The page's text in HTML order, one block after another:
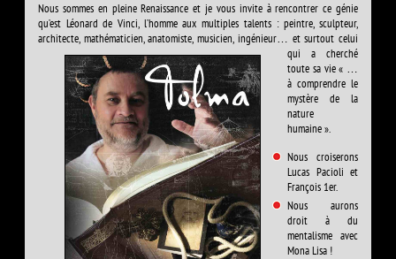
Nous sommes en pleine Renaissance et je vous invite à rencontrer ce génie
qu’est Léonard de Vinci, l’homme aux multiples talents : peintre, sculpteur,
architecte, mathématicien, anatomiste, musicien, ingénieur… et surtout celui
qui a cherché
toute sa vie « …
à comprendre le
mystère de la
nature
humaine ».
Nous croiserons
Lucas Pacioli et
François 1er.
Nous aurons
droit à du
mentalisme avec
Mona Lisa !